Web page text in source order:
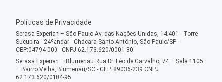
Políticas de Privacidade
Serasa Experian – São Paulo Av. das Nações Unidas, 14.401 - Torre
Sucupira - 24ºandar - Chácara Santo Antônio, São Paulo/SP -
CEP:04794-000 - CNPJ 62.173.620/0001-80
Serasa Experian – Blumenau Rua Dr. Léo de Carvalho, 74 – Sala 1105
– Bairro Velha, Blumenau/SC - CEP: 89036-239 CNPJ
62.173.620/0104-95